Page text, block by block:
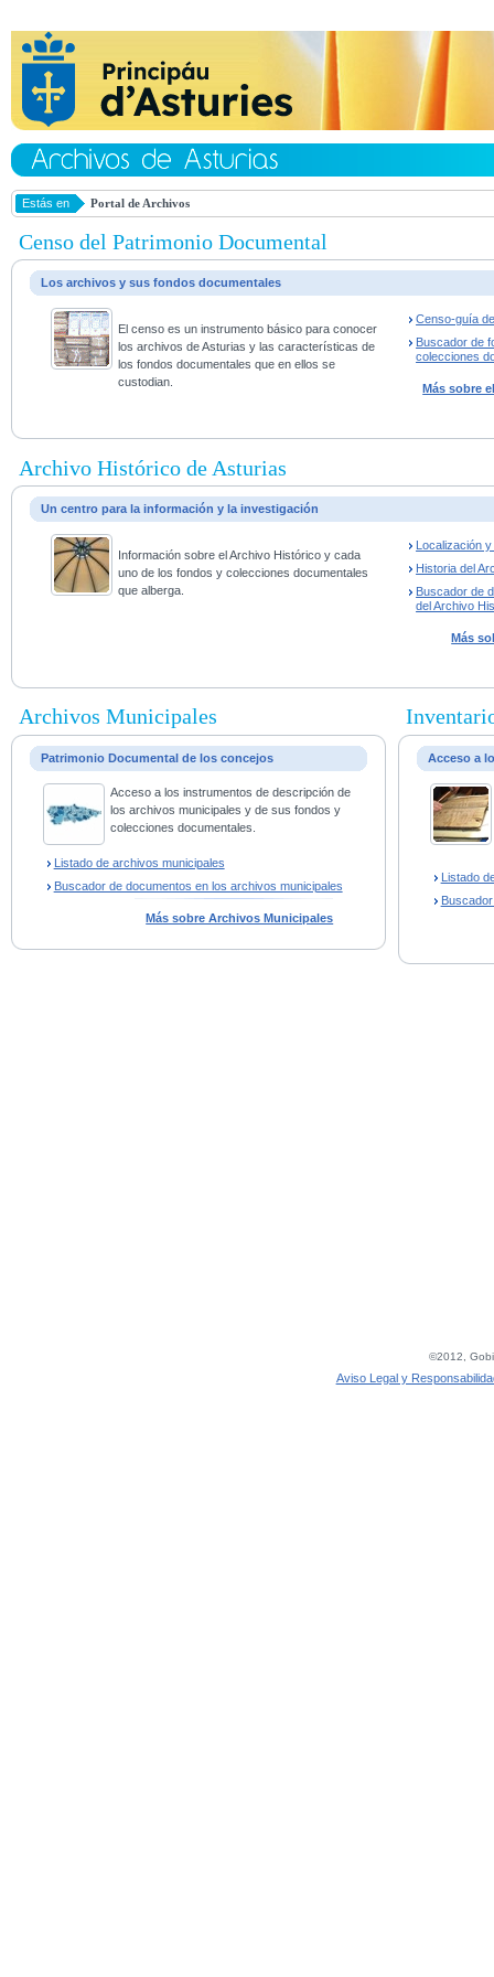
Estás en Portal de Archivos
Censo del Patrimonio Documental
Los archivos y sus fondos documentales
El censo es un instrumento básico para conocer
los archivos de Asturias y las características de
los fondos documentales que en ellos se
custodian.
Censo-guía
Buscador de
colecciones
Más sobre
Archivo Histórico de Asturias
Un centro para la información y la investigación
Información sobre el Archivo Histórico y cada
uno de los fondos y colecciones documentales
que alberga.
Localización
Historia del
Buscador de
del Archivo
Más
Archivos Municipales
Patrimonio Documental de los concejos
Acceso a los instrumentos de descripción de
los archivos municipales y de sus fondos y
colecciones documentales.
Listado de archivos municipales
Buscador de documentos en los archivos municipales
Más sobre Archivos Municipales
Acceso a
Listado
©2012,
Aviso Legal y